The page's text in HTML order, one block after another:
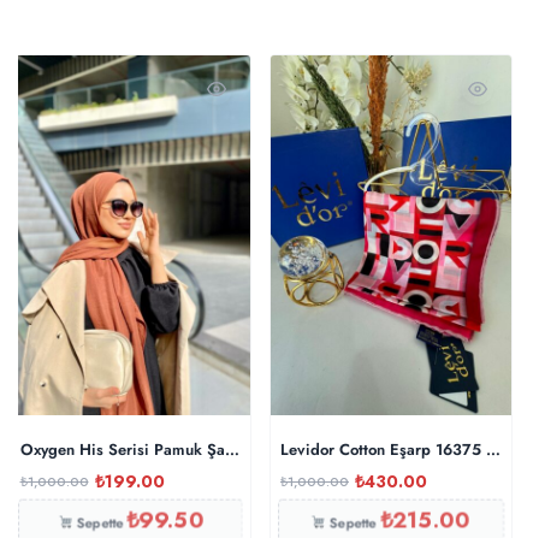
Oxygen His Serisi Pamuk Şal – Tarçın
₺1,000.00 ₺199.00
Sepette₺99.50
Levidor Cotton Eşarp 16375 –
₺1,000.00 ₺430.00
Sepette₺215.00